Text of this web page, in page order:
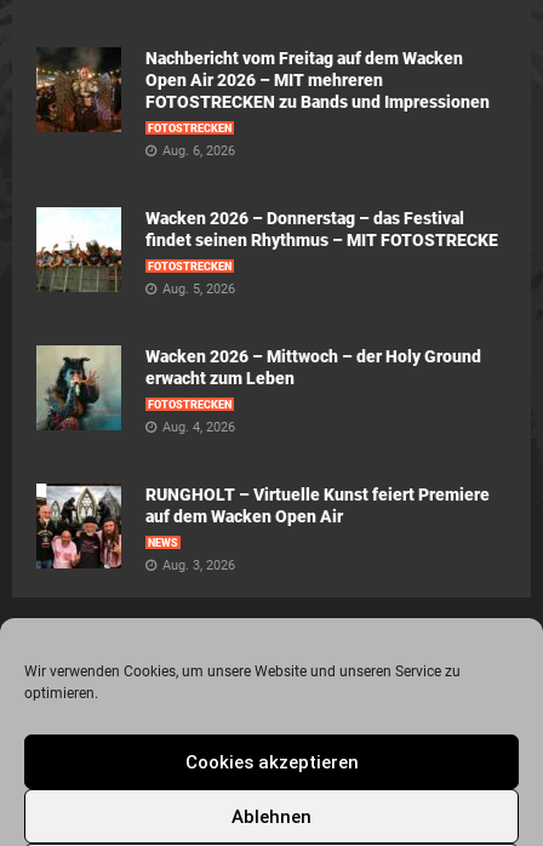
Wir verwenden Cookies, um unsere Website und unseren Service zu
optimieren.
Cookies akzeptieren
Ablehnen
Nachbericht vom Freitag auf dem Wacken
Open Air 2026 – MIT mehreren
FOTOSTRECKEN zu Bands und Impressionen
FOTOSTRECKEN
Aug. 6, 2026
Wacken 2026 – Donnerstag – das Festival
findet seinen Rhythmus – MIT FOTOSTRECKE
FOTOSTRECKEN
Aug. 5, 2026
Wacken 2026 – Mittwoch – der Holy Ground
erwacht zum Leben
FOTOSTRECKEN
Aug. 4, 2026
RUNGHOLT – Virtuelle Kunst feiert Premiere
auf dem Wacken Open Air
NEWS
Aug. 3, 2026
Unterstützung von the surface new media gmbh
Über Metalogy.de – das Magazin für Metalheadz + REVIEWREGELN